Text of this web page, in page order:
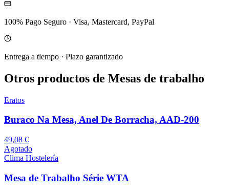
100% Pago Seguro · Visa, Mastercard, PayPal
Entrega a tiempo · Plazo garantizado
Otros productos de Mesas de trabalho
Eratos
Buraco Na Mesa, Anel De Borracha, AAD-200
49,08 €
Agotado
Clima Hostelería
Mesa de Trabalho Série WTA